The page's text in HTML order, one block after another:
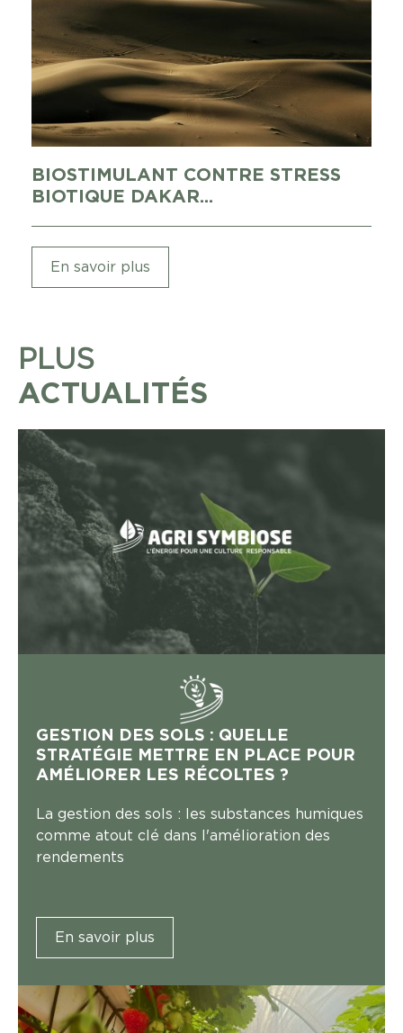
BIOSTIMULANT CONTRE STRESS
BIOTIQUE DAKAR...
En savoir plus
PLUS
ACTUALITÉS
GESTION DES SOLS : QUELLE
STRATÉGIE METTRE EN PLACE POUR
AMÉLIORER LES RÉCOLTES ?
La gestion des sols : les substances humiques
comme atout clé dans l'amélioration des
rendements
En savoir plus